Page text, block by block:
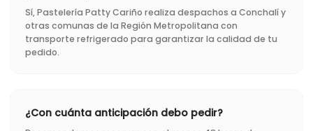
Sí, Pastelería Patty Cariño realiza despachos a Conchalí y
otras comunas de la Región Metropolitana con
transporte refrigerado para garantizar la calidad de tu
pedido.
¿Con cuánta anticipación debo pedir?